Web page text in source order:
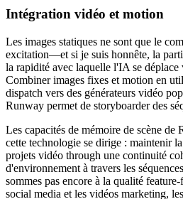
Intégration vidéo et motion
Les images statiques ne sont que le
excitation—et si je suis honnête, la
la rapidité avec laquelle l'IA se
Combiner images fixes et motion en
dispatch vers des générateurs vidéo
Runway permet de storyboarder des
Les capacités de mémoire de scène
cette technologie se dirige : maintenir
projets vidéo through une continuité
d'environnement à travers les
sommes pas encore à la qualité
social media et les vidéos marketing,